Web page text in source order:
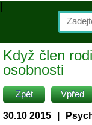
|
Když člen
osobnosti
Zpět Vpřed
30.10 2015